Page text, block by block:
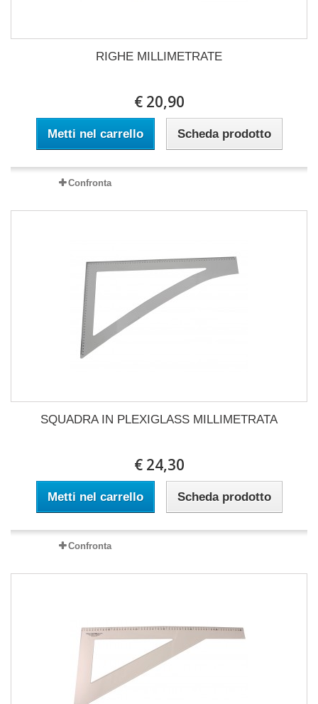
RIGHE MILLIMETRATE
€ 20,90
Metti nel carrello Scheda prodotto
Confronta
SQUADRA IN PLEXIGLASS MILLIMETRATA
€ 24,30
Metti nel carrello Scheda prodotto
Confronta